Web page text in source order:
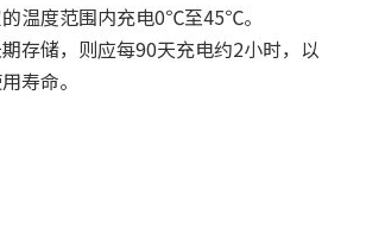
温度范围内充电0℃至45℃。
存储，则应每90天充电约2小时，以
寿命。